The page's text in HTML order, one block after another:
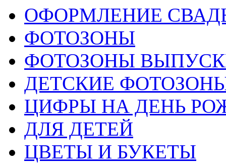
ОФОРМЛЕНИЕ
ФОТОЗОНЫ
ФОТОЗОНЫ
ДЕТСКИЕ
ЦИФРЫ НА ДЕНЬ
ДЛЯ ДЕТЕЙ
ЦВЕТЫ И БУКЕТЫ